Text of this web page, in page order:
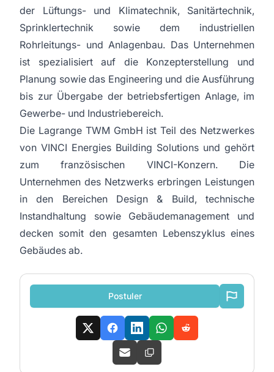
der Lüftungs- und Klimatechnik, Sanitärtechnik,
Sprinklertechnik sowie dem industriellen
Rohrleitungs- und Anlagenbau. Das Unternehmen
ist spezialisiert auf die Konzepterstellung und
Planung sowie das Engineering und die Ausführung
bis zur Übergabe der betriebsfertigen Anlage, im
Gewerbe- und Industriebereich.
Die Lagrange TWM GmbH ist Teil des Netzwerkes
von VINCI Energies Building Solutions und gehört
zum französischen VINCI-Konzern. Die
Unternehmen des Netzwerks erbringen Leistungen
in den Bereichen Design & Build, technische
Instandhaltung sowie Gebäudemanagement und
decken somit den gesamten Lebenszyklus eines
Gebäudes ab.
Postuler